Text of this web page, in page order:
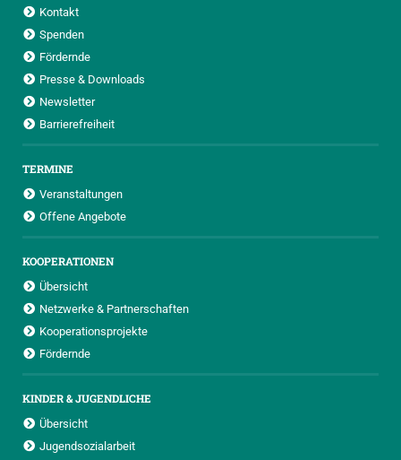
Kontakt
Spenden
Fördernde
Presse & Downloads
Newsletter
Barrierefreiheit
TERMINE
Veranstaltungen
Offene Angebote
KOOPERATIONEN
Übersicht
Netzwerke & Partnerschaften
Kooperationsprojekte
Fördernde
KINDER & JUGENDLICHE
Übersicht
Jugendsozialarbeit